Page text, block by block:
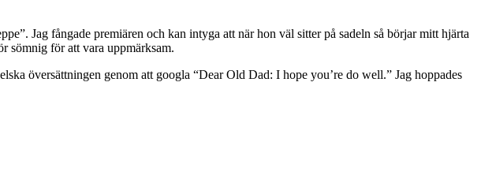
Jag fångade premiären och kan intyga att när hon väl sitter på sadeln så börjar mitt hjärta
sömnig för att vara uppmärksam.
översättningen genom att googla “Dear Old Dad: I hope you’re do well.” Jag hoppades